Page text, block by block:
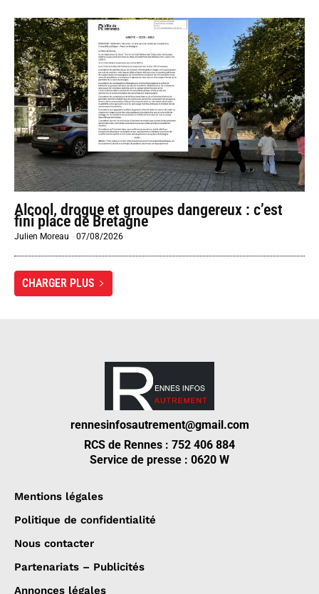
Alcool, drogue et groupes dangereux : c’est
fini place de Bretagne
Julien Moreau -07/08/2026
CHARGER PLUS
rennesinfosautrement@gmail.com
RCS de Rennes : 752 406 884
Service de presse : 0620 W
Mentions légales
Politique de confidentialité
Nous contacter
Partenariats – Publicités
Annonces légales